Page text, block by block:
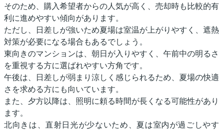
そのため、購入希望者からの人気が高く、売却時も比較的有
利に進めやすい傾向があります。
ただし、日差しが強いため夏場は室温が上がりやすく、遮熱
対策が必要になる場合もあるでしょう。
東向きのマンションは、朝日が入りやすく、午前中の明るさ
を重視する方に選ばれやすい方角です。
午後は、日差しが弱まり涼しく感じられるため、夏場の快適
さを求める方にも向いています。
また、夕方以降は、照明に頼る時間が長くなる可能性があり
ます。
北向きは、直射日光が少ないため、夏は室内が過ごしやす